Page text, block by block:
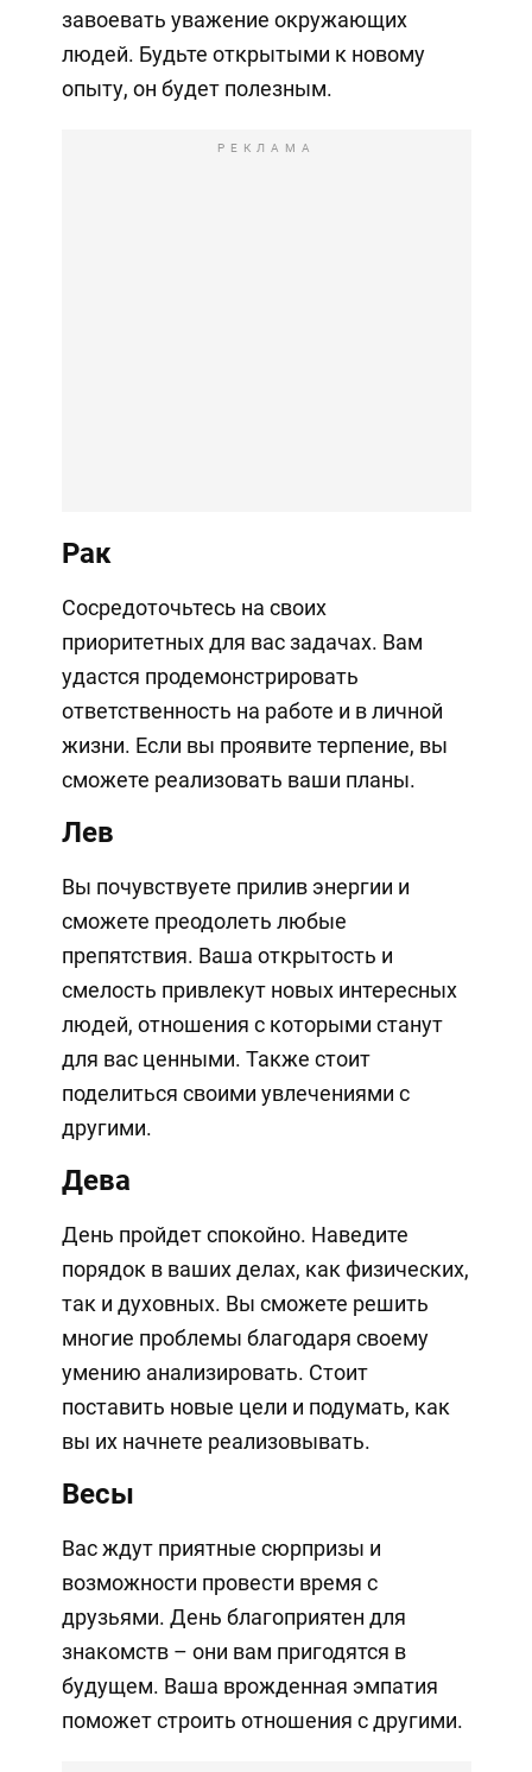
завоевать уважение окружающих
людей. Будьте открытыми к новому
опыту, он будет полезным.
РЕКЛАМА
Рак
Сосредоточьтесь на своих
приоритетных для вас задачах. Вам
удастся продемонстрировать
ответственность на работе и в личной
жизни. Если вы проявите терпение, вы
сможете реализовать ваши планы.
Лев
Вы почувствуете прилив энергии и
сможете преодолеть любые
препятствия. Ваша открытость и
смелость привлекут новых интересных
людей, отношения с которыми станут
для вас ценными. Также стоит
поделиться своими увлечениями с
другими.
Дева
День пройдет спокойно. Наведите
порядок в ваших делах, как физических,
так и духовных. Вы сможете решить
многие проблемы благодаря своему
умению анализировать. Стоит
поставить новые цели и подумать, как
вы их начнете реализовывать.
Весы
Вас ждут приятные сюрпризы и
возможности провести время с
друзьями. День благоприятен для
знакомств – они вам пригодятся в
будущем. Ваша врожденная эмпатия
поможет строить отношения с другими.